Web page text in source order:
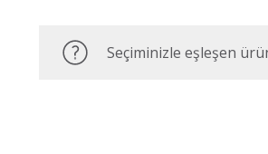
Seçiminizle eşleşen